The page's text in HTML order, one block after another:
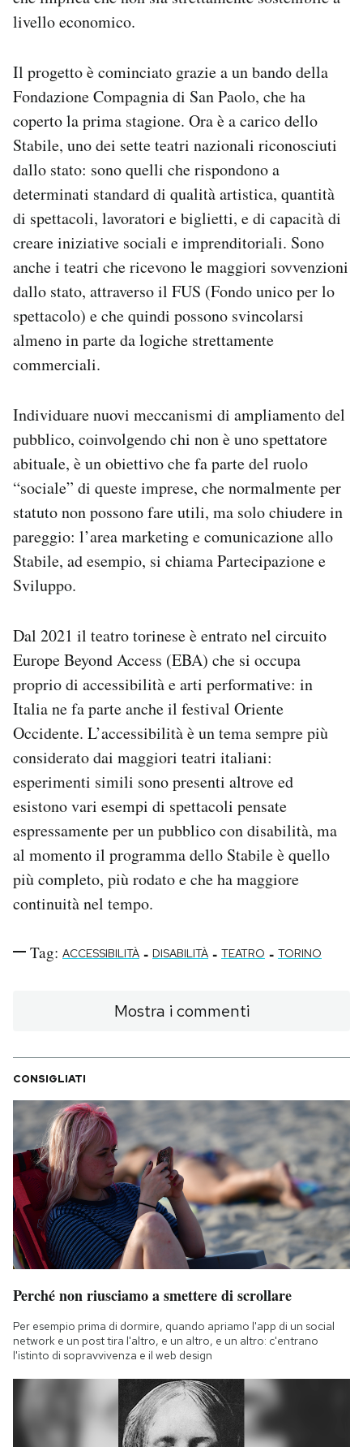
livello economico.
Il progetto è cominciato grazie a un bando della
Fondazione Compagnia di San Paolo, che ha
coperto la prima stagione. Ora è a carico dello
Stabile, uno dei sette teatri nazionali riconosciuti
dallo stato: sono quelli che rispondono a
determinati standard di qualità artistica, quantità
di spettacoli, lavoratori e biglietti, e di capacità di
creare iniziative sociali e imprenditoriali. Sono
anche i teatri che ricevono le maggiori sovvenzioni
dallo stato, attraverso il FUS (Fondo unico per lo
spettacolo) e che quindi possono svincolarsi
almeno in parte da logiche strettamente
commerciali.
Individuare nuovi meccanismi di ampliamento del
pubblico, coinvolgendo chi non è uno spettatore
abituale, è un obiettivo che fa parte del ruolo
“sociale” di queste imprese, che normalmente per
statuto non possono fare utili, ma solo chiudere in
pareggio: l’area marketing e comunicazione allo
Stabile, ad esempio, si chiama Partecipazione e
Sviluppo.
Dal 2021 il teatro torinese è entrato nel circuito
Europe Beyond Access (EBA) che si occupa
proprio di accessibilità e arti performative: in
Italia ne fa parte anche il festival Oriente
Occidente. L’accessibilità è un tema sempre più
considerato dai maggiori teatri italiani:
esperimenti simili sono presenti altrove ed
esistono vari esempi di spettacoli pensate
espressamente per un pubblico con disabilità, ma
al momento il programma dello Stabile è quello
più completo, più rodato e che ha maggiore
continuità nel tempo.
Tag: ACCESSIBILITÀ - DISABILITÀ - TEATRO - TORINO
Mostra i commenti
CONSIGLIATI
Perché non riusciamo a smettere di scrollare
Per esempio prima di dormire, quando apriamo l'app di un social
network e un post tira l'altro, e un altro, e un altro: c'entrano
l'istinto di sopravvivenza e il web design